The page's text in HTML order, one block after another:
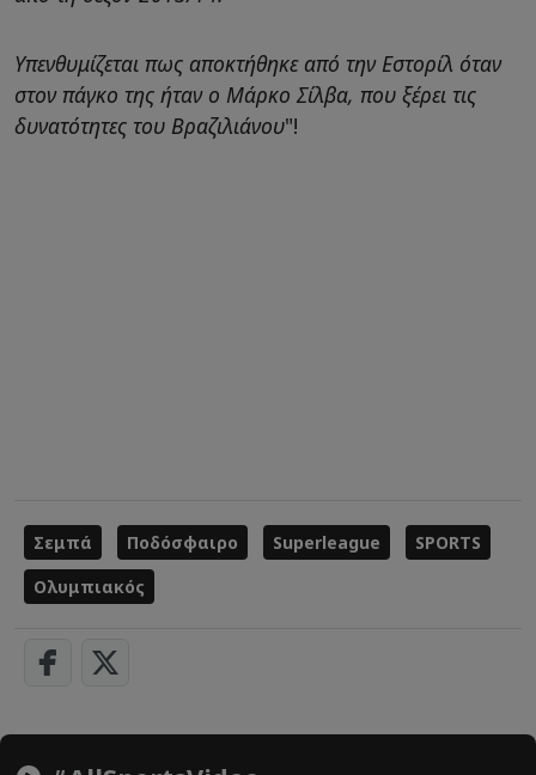
Υπενθυμίζεται πως αποκτήθηκε από την Εστορίλ όταν
στον πάγκο της ήταν ο Μάρκο Σίλβα, που ξέρει τις
δυνατότητες του Βραζιλιάνου"!
Σεμπά Ποδόσφαιρο Superleague
SPORTS
Ολυμπιακός